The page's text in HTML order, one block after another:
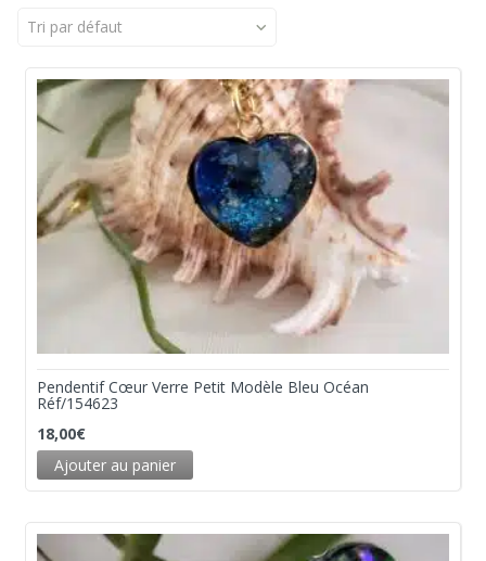
Tri par défaut
Pendentif Cœur Verre Petit Modèle Bleu Océan
Réf/154623
18,00€
Ajouter au panier